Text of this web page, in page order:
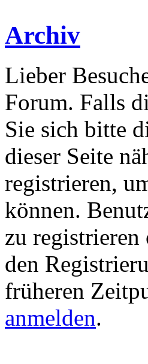
Archiv
Lieber
Forum. Falls
Sie sich bitte
dieser Seite
registrieren,
können.
zu registrieren
den
früheren
anmelden.